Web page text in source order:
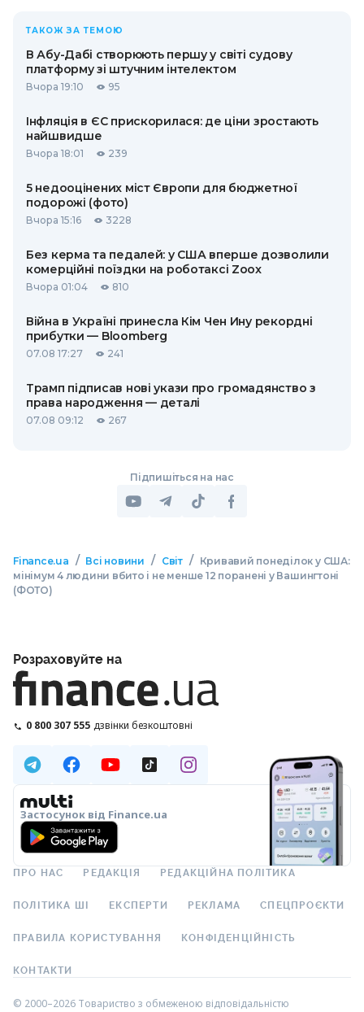
ТАКОЖ ЗА ТЕМОЮ
В Абу-Дабі створюють першу у світі судову
платформу зі штучним інтелектом
Вчора 19:10 95
Інфляція в ЄС прискорилася: де ціни зростають
найшвидше
Вчора 18:01 239
5 недооцінених міст Європи для бюджетної
подорожі (фото)
Вчора 15:16 3228
Без керма та педалей: у США вперше дозволили
комерційні поїздки на роботаксі Zoox
Вчора 01:04 810
Війна в Україні принесла Кім Чен Ину рекордні
прибутки — Bloomberg
07.08 17:27 241
Трамп підписав нові укази про громадянство з
права народження — деталі
07.08 09:12 267
Підпишіться на нас
Finance.ua / Всі новини / Світ /
Кривавий понеділок у США:
мінімум 4 людини вбито і не менше 12 поранені у Вашингтоні
(ФОТО)
Розраховуйте на
0 800 307 555 дзвінки безкоштовні
Застосунок від Finance.ua
ПРО НАС РЕДАКЦІЯ РЕДАКЦІЙНА ПОЛІТИКА
ПОЛІТИКА ШІ ЕКСПЕРТИ РЕКЛАМА СПЕЦПРОЄКТИ
ПРАВИЛА КОРИСТУВАННЯ КОНФІДЕНЦІЙНІСТЬ
КОНТАКТИ
© 2000–2026 Товариство з обмеженою відповідальністю